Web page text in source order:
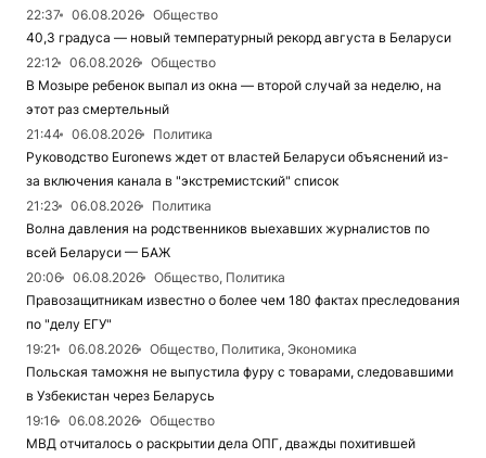
22:37
06.08.2026
Общество
40,3 градуса — новый температурный рекорд августа в Беларуси
22:12
06.08.2026
Общество
В Мозыре ребенок выпал из окна — второй случай за неделю, на
этот раз смертельный
21:44
06.08.2026
Политика
Руководство Euronews ждет от властей Беларуси объяснений из-
за включения канала в "экстремистский" список
21:23
06.08.2026
Политика
Волна давления на родственников выехавших журналистов по
всей Беларуси — БАЖ
20:06
06.08.2026
Общество, Политика
Правозащитникам известно о более чем 180 фактах преследования
по "делу ЕГУ"
19:21
06.08.2026
Общество, Политика, Экономика
Польская таможня не выпустила фуру с товарами, следовавшими
в Узбекистан через Беларусь
19:16
06.08.2026
Общество
МВД отчиталось о раскрытии дела ОПГ, дважды похитившей